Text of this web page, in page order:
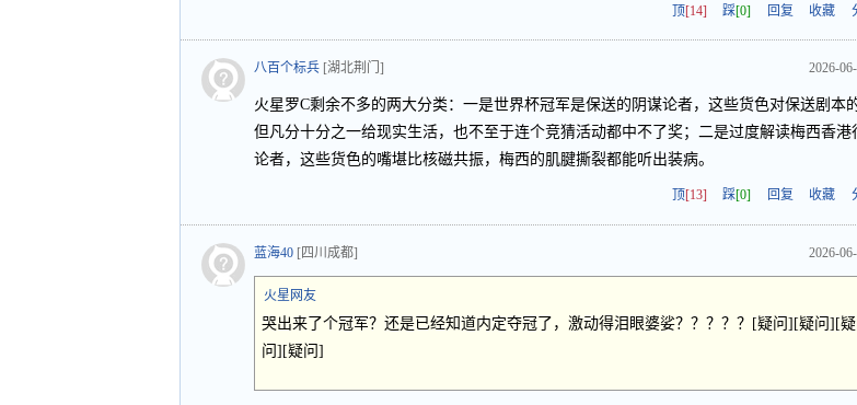
顶[14] 踩[0] 回复 收藏
八百个标兵 [湖北荆门] 2026-
火星罗C剩余不多的两大分类：一是世界杯冠军是保送的阴谋论者，这些货色对保送剧本
但凡分十分之一给现实生活，也不至于连个竞猜活动都中不了奖；二是过度解读梅西香港
论者，这些货色的嘴堪比核磁共振，梅西的肌腱撕裂都能听出装病。
顶[13] 踩[0] 回复 收藏
蓝海40 [四川成都] 2026-
火星网友
哭出来了个冠军？还是已经知道内定夺冠了，激动得泪眼婆娑？？？？？[疑问][疑问][
问][疑问]